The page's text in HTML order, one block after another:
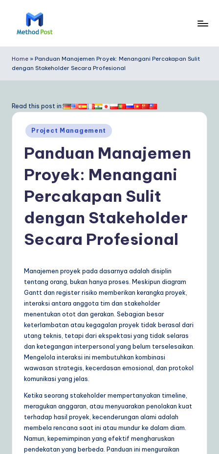
e
t
o
In
si
Y
o
D
ai
ly
Home » Panduan Manajemen Proyek: Menangani Percakapan Sulit
dengan Stakeholder Secara Profesional
Read this post in:
Posted
in
Project Management
Panduan Manajemen
Proyek: Menangani
Percakapan Sulit
dengan Stakeholder
Secara Profesional
Manajemen proyek pada dasarnya adalah disiplin
tentang orang, bukan hanya proses. Meskipun diagram
Gantt dan register risiko memberikan kerangka proyek,
interaksi antara anggota tim dan stakeholder
menentukan otot dan gerakan. Sebagian besar
keterlambatan atau kegagalan proyek tidak berasal dari
utang teknis, tetapi dari ekspektasi yang tidak selaras
dan ketegangan interpersonal yang belum terselesaikan.
Mengelola interaksi ini membutuhkan kombinasi
wawasan strategis, kecerdasan emosional, dan protokol
komunikasi yang jelas.
Ketika seorang stakeholder mempertanyakan timeline,
meragukan anggaran, atau menyuarakan penolakan kuat
terhadap hasil proyek, kecenderungan alami adalah
membela rencana saat ini atau mundur ke dalam diam.
Namun, kepemimpinan yang efektif mengharuskan
pendekatan yang berbeda. Panduan ini menguraikan